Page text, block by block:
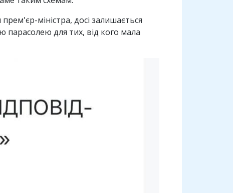
міністра, досі залишається
парасолею для тих, від кого мала